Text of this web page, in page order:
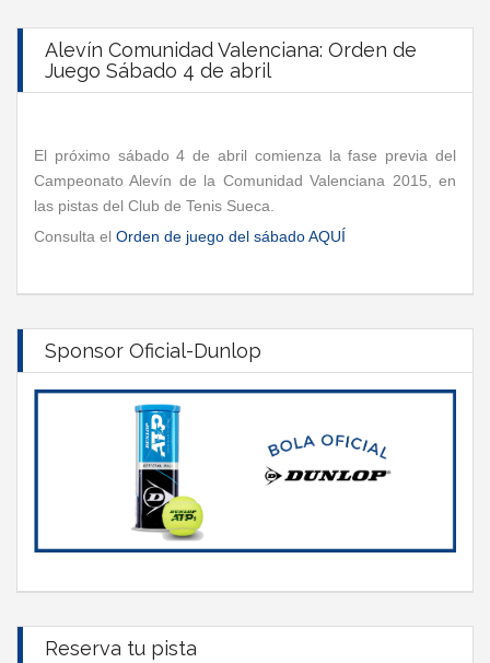
Alevín Comunidad Valenciana: Orden de
Juego Sábado 4 de abril
El próximo sábado 4 de abril comienza la fase previa del
Campeonato Alevín de la Comunidad Valenciana 2015, en
las pistas del Club de Tenis Sueca.
Consulta el Orden de juego del sábado AQUÍ
Sponsor Oficial-Dunlop
Reserva tu pista